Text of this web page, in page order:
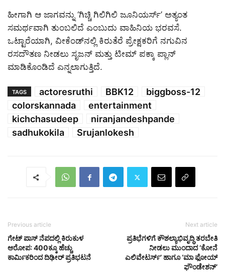
ಹೀಗಾಗಿ ಆ ಜಾಗವನ್ನು ‘ಗಿಚ್ಚಿ ಗಿಲಿಗಿಲಿ ಜೂನಿಯರ್ಸ್’ ಅತ್ಯಂತ
ಸಮರ್ಥವಾಗಿ ತುಂಬಲಿದೆ ಎಂಬುದು ವಾಹಿನಿಯ ಭರವಸೆ.
ಒಟ್ಟಾರೆಯಾಗಿ, ವೀಕೆಂಡ್‌ನಲ್ಲಿ ಕಿರುತೆರೆ ಪ್ರೇಕ್ಷಕರಿಗೆ ನಗುವಿನ
ರಸದೌತಣ ನೀಡಲು ಸೃಜನ್ ಮತ್ತು ಟೀಮ್ ಪಕ್ಕಾ ಪ್ಲಾನ್
ಮಾಡಿಕೊಂಡಿದೆ ಎನ್ನಲಾಗುತ್ತಿದೆ.
TAGS actoresruthi BBK12
biggboss-12
colorskannada
entertainment
kichchasudeep
niranjandeshpande
sadhukokila
Srujanlokesh
Previous article
ಗೇಟ್ ಪಾಸ್ ನೆಪದಲ್ಲಿ ಕಿರುಕುಳ
ಆರೋಪ: 400ಕ್ಕೂ ಹೆಚ್ಚು
ಕಾರ್ಮಿಕರಿಂದ ದಿಢೀರ್ ಪ್ರತಿಭಟನೆ
Next article
ಪ್ರತಿಭೆಗಳಿಗೆ ಕೌಶಲ್ಯಾಭಿವೃದ್ಧಿ ತರಬೇತಿ
ನೀಡಲು ಮುಂದಾದ ‘ಕೋನೆ
ಎಲಿವೇಟರ್ಸ್’ ಹಾಗೂ ‘ಮಾ ಫೋಯ್
ಫೌಂಡೇಶನ್’